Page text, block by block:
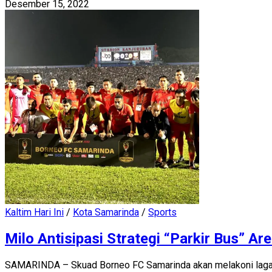
Desember 15, 2022
Kaltim Hari Ini / Kota Samarinda / Sports
Milo Antisipasi Strategi “Parkir Bus”
SAMARINDA – Skuad Borneo FC Samarinda akan melakoni